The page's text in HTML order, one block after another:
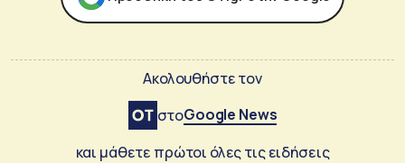
Ακολουθήστε τον
στοGoogle News
και μάθετε πρώτοι όλες τις ειδήσεις